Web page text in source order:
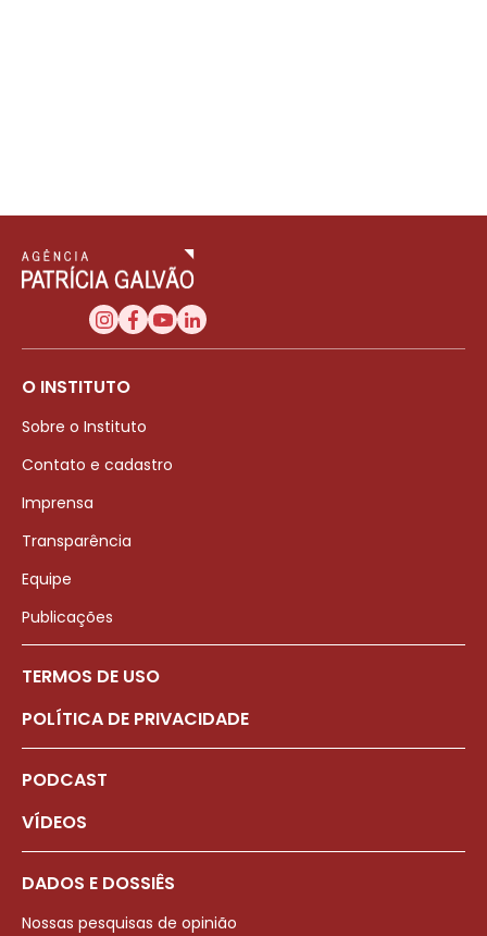
O INSTITUTO
Sobre o Instituto
Contato e cadastro
Imprensa
Transparência
Equipe
Publicações
TERMOS DE USO
POLÍTICA DE PRIVACIDADE
PODCAST
VÍDEOS
DADOS E DOSSIÊS
Nossas pesquisas de opinião